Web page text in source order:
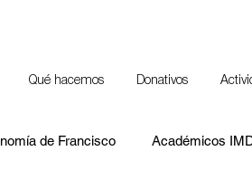
Qué hacemos Donativos
de Francisco Académicos